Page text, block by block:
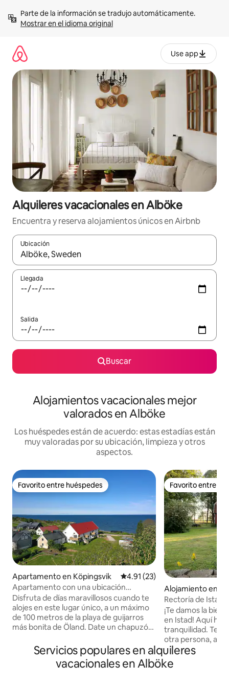
contenidoMostrar en el idioma original
Use app
Alquileres vacacionales en Alböke
Encuentra y reserva alojamientos únicos en Airbnb
Ubicación
Cuando los resultados estén disponibles, navega con las
Llegada
Salida
Buscar
Alojamientos vacacionales mejor
valorados en Alböke
Los huéspedes están de acuerdo: estas estadías están
muy valoradas por su ubicación, limpieza y otros
aspectos.
Favorito entre huéspedes
Favorito entre huéspedes
Apartamento en Köpingsvik Calificación promedio: 4.91 de
4.91 (23)
Apartamento con una ubicación
maravillosa
Disfruta de días maravillosos cuando te
alojes en este lugar único, a un máximo
de 100 metros de la playa de guijarros
más bonita de Öland. Date un chapuzón
puesta de sol, recorre la pequeña
carretera costera a lo largo del mar. Aquí
vives en un apartamento recién
Favorito entre
Favorito entre
Alojamiento en
Rectoría de Istad
¡Te damos la
en Istad! Aquí hay
tranquilidad. Te quedarás en la casa de
otra persona, así
y respeto.
tranquila granja,
comodidad, está
Servicios populares en alquileres
vacacionales en Alböke